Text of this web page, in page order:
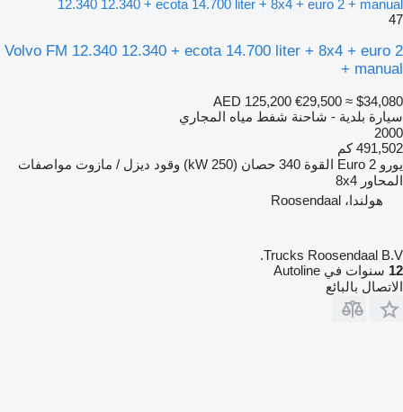
12.340 12.340 + ecota 14.700 liter + 8x4 + euro 2 + manual
47
Volvo FM 12.340 12.340 + ecota 14.700 liter + 8x4 + euro 2
+ manual
AED 125,200 €29,500 ≈ $34,080
سيارة بلدية - شاحنة شفط مياه المجاري
2000
491,502 كم
يورو Euro 2 القوة 340 حصان (250 kW) وقود ديزل / مازوت مواصفات
المحاور 8x4
هولندا، Roosendaal
Trucks Roosendaal B.V.
12 سنوات في Autoline
الاتصال بالبائع